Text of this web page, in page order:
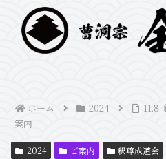
ホーム 2024
11.8.
案内
2024 ご案内 釈尊成道会